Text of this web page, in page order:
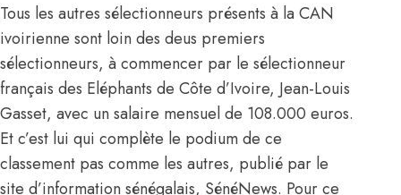
Tous les autres sélectionneurs présents à la CAN
ivoirienne sont loin des deus premiers
sélectionneurs, à commencer par le sélectionneur
français des Eléphants de Côte d’Ivoire, Jean-Louis
Gasset, avec un salaire mensuel de 108.000 euros.
Et c’est lui qui complète le podium de ce
classement pas comme les autres, publié par le
site d’information sénégalais, SénéNews. Pour ce